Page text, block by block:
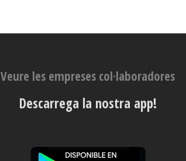
Veure les empreses col·laboradores
Descarrega la nostra app!